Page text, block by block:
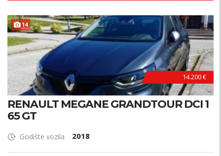
14
14.200 €
RENAULT MEGANE GRANDTOUR DCI 1
65 GT
Godište vozila 2018